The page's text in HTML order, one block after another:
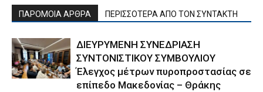
ΠΑΡΟΜΟΙΑ ΑΡΘΡΑ ΠΕΡΙΣΣΟΤΕΡΑ ΑΠΟ ΤΟΝ ΣΥΝΤΑΚΤΗ
ΔΙΕΥΡΥΜΕΝΗ ΣΥΝΕΔΡΙΑΣΗ
ΣΥΝΤΟΝΙΣΤΙΚΟΥ ΣΥΜΒΟΥΛΙΟΥ
Έλεγχος μέτρων πυροπροστασίας σε
επίπεδο Μακεδονίας – Θράκης